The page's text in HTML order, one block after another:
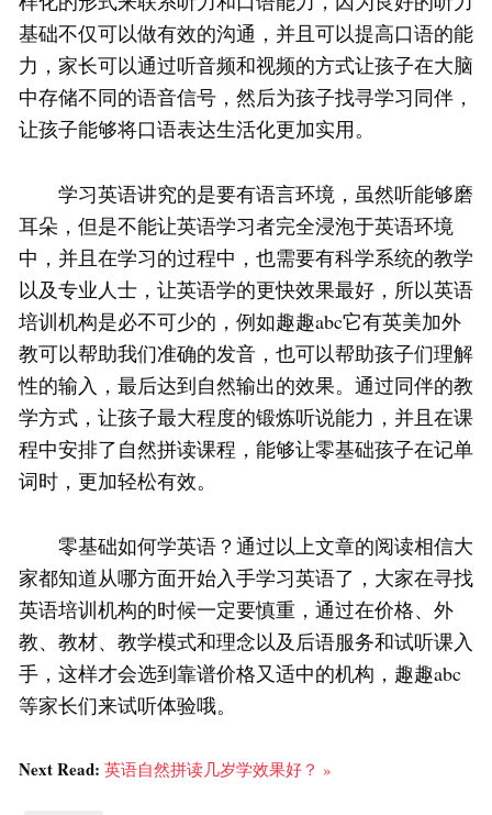
基础不仅可以做有效的沟通，并且可以提高口语的能
力，家长可以通过听音频和视频的方式让孩子在大脑
中存储不同的语音信号，然后为孩子找寻学习同伴，
让孩子能够将口语表达生活化更加实用。
学习英语讲究的是要有语言环境，虽然听能够磨
耳朵，但是不能让英语学习者完全浸泡于英语环境
中，并且在学习的过程中，也需要有科学系统的教学
以及专业人士，让英语学的更快效果最好，所以英语
培训机构是必不可少的，例如趣趣abc它有英美加外
教可以帮助我们准确的发音，也可以帮助孩子们理解
性的输入，最后达到自然输出的效果。通过同伴的教
学方式，让孩子最大程度的锻炼听说能力，并且在课
程中安排了自然拼读课程，能够让零基础孩子在记单
词时，更加轻松有效。
零基础如何学英语？通过以上文章的阅读相信大
家都知道从哪方面开始入手学习英语了，大家在寻找
英语培训机构的时候一定要慎重，通过在价格、外
教、教材、教学模式和理念以及后语服务和试听课入
手，这样才会选到靠谱价格又适中的机构，趣趣abc
等家长们来试听体验哦。
Next Read: 英语自然拼读几岁学效果好？ »